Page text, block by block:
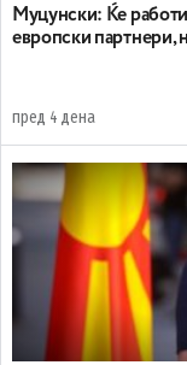
Муцунски: Ќе
европски партнери,
пред 4 дена